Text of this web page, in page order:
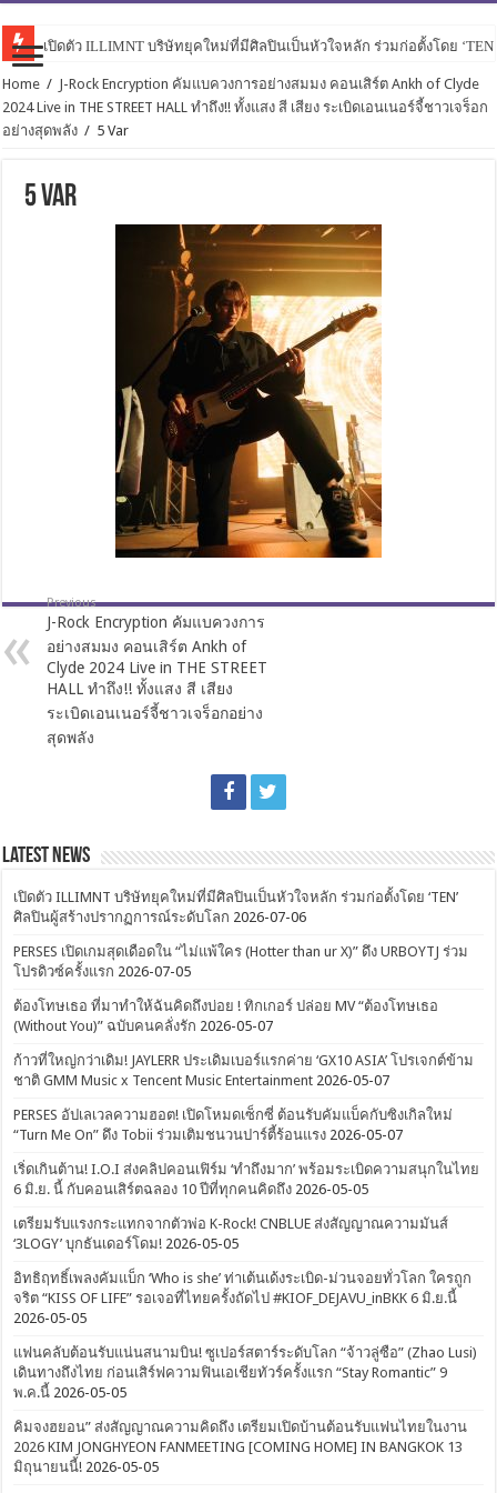
เปิดตัว ILLIMNT บริษัทยุคใหม่ที่มีศิลปินเป็นหัวใจหลัก ร่วมก่อตั้งโดย
Home / J-Rock Encryption คัมแบควงการอย่างสมมง คอนเสิร์ต Ankh of Clyde
2024 Live in THE STREET HALL ทำถึง!! ทั้งแสง สี เสียง ระเบิดเอนเนอร์จี้ชาวเจร็อก
อย่างสุดพลัง / 5 Var
5 Var
Previous
J-Rock Encryption คัมแบควงการ
อย่างสมมง คอนเสิร์ต Ankh of
Clyde 2024 Live in THE STREET
HALL ทำถึง!! ทั้งแสง สี เสียง
ระเบิดเอนเนอร์จี้ชาวเจร็อกอย่าง
สุดพลัง
Latest News
เปิดตัว ILLIMNT บริษัทยุคใหม่ที่มีศิลปินเป็นหัวใจหลัก ร่วมก่อตั้งโดย ‘TEN’
ศิลปินผู้สร้างปรากฏการณ์ระดับโลก 2026-07-06
PERSES เปิดเกมสุดเดือดใน “ไม่แพ้ใคร (Hotter than ur X)” ดึง URBOYTJ ร่วม
โปรดิวซ์ครั้งแรก 2026-07-05
ต้องโทษเธอ ที่มาทำให้ฉันคิดถึงบ่อย ! ทิกเกอร์ ปล่อย MV “ต้องโทษเธอ
(Without You)” ฉบับคนคลั่งรัก 2026-05-07
ก้าวที่ใหญ่กว่าเดิม! JAYLERR ประเดิมเบอร์แรกค่าย ‘GX10 ASIA’ โปรเจกต์ข้าม
ชาติ GMM Music x Tencent Music Entertainment 2026-05-07
PERSES อัปเลเวลความฮอต! เปิดโหมดเซ็กซี่ ต้อนรับคัมแบ็คกับซิงเกิลใหม่
“Turn Me On” ดึง Tobii ร่วมเติมชนวนปาร์ตี้ร้อนแรง 2026-05-07
เริ่ดเกินต้าน! I.O.I ส่งคลิปคอนเฟิร์ม ‘ทำถึงมาก’ พร้อมระเบิดความสนุกในไทย
6 มิ.ย. นี้ กับคอนเสิร์ตฉลอง 10 ปีที่ทุกคนคิดถึง 2026-05-05
เตรียมรับแรงกระแทกจากตัวพ่อ K-Rock! CNBLUE ส่งสัญญาณความมันส์
‘3LOGY’ บุกธันเดอร์โดม! 2026-05-05
อิทธิฤทธิ์เพลงคัมแบ็ก ‘Who is she’ ท่าเต้นเด้งระเบิด-ม่วนจอยทั่วโลก ใครถูก
จริต “KISS OF LIFE” รอเจอที่ไทยครั้งถัดไป #KIOF_DEJAVU_inBKK 6 มิ.ย.นี้
2026-05-05
แฟนคลับต้อนรับแน่นสนามบิน! ซูเปอร์สตาร์ระดับโลก “จ้าวลู่ซือ” (Zhao Lusi)
เดินทางถึงไทย ก่อนเสิร์ฟความฟินเอเชียทัวร์ครั้งแรก “Stay Romantic” 9
พ.ค.นี้ 2026-05-05
คิมจงฮยอน” ส่งสัญญาณความคิดถึง เตรียมเปิดบ้านต้อนรับแฟนไทยในงาน
2026 KIM JONGHYEON FANMEETING [COMING HOME] IN BANGKOK 13
มิถุนายนนี้! 2026-05-05